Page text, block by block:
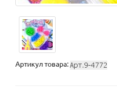
Артикул товара: